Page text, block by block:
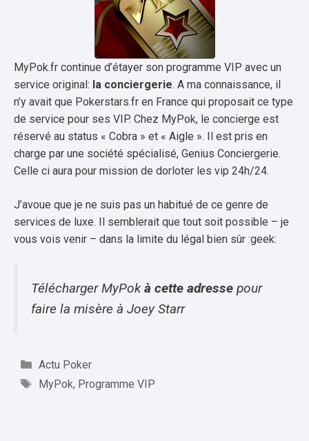
MyPok.fr continue d’étayer son programme VIP avec un
service original: la conciergerie. A ma connaissance, il
n’y avait que Pokerstars.fr en France qui proposait ce type
de service pour ses VIP. Chez MyPok, le concierge est
réservé au status « Cobra » et « Aigle ». Il est pris en
charge par une société spécialisé, Genius Conciergerie.
Celle ci aura pour mission de dorloter les vip 24h/24.
J’avoue que je ne suis pas un habitué de ce genre de
services de luxe. Il semblerait que tout soit possible – je
vous vois venir – dans la limite du légal bien sûr :geek:
Télécharger MyPokà cette adresse pour
faire la misère à Joey Starr
Catégories
Actu Poker
Étiquettes
MyPok, Programme VIP